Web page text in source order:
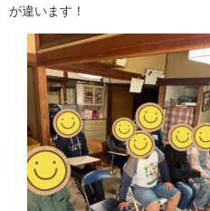
が違います！